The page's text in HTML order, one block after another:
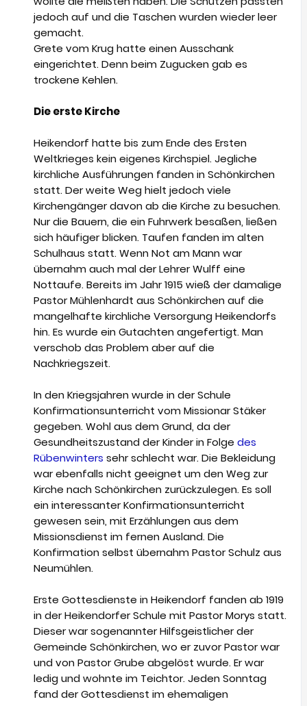
jedoch auf und die Taschen wurden wieder leer
gemacht.
Grete vom Krug hatte einen Ausschank
eingerichtet. Denn beim Zugucken gab es
trockene Kehlen.
Die erste Kirche
Heikendorf hatte bis zum Ende des Ersten
Weltkrieges kein eigenes Kirchspiel. Jegliche
kirchliche Ausführungen fanden in Schönkirchen
statt. Der weite Weg hielt jedoch viele
Kirchengänger davon ab die Kirche zu besuchen.
Nur die Bauern, die ein Fuhrwerk besaßen, ließen
sich häufiger blicken. Taufen fanden im alten
Schulhaus statt. Wenn Not am Mann war
übernahm auch mal der Lehrer Wulff eine
Nottaufe. Bereits im Jahr 1915 wieß der damalige
Pastor Mühlenhardt aus Schönkirchen auf die
mangelhafte kirchliche Versorgung Heikendorfs
hin. Es wurde ein Gutachten angefertigt. Man
verschob das Problem aber auf die
Nachkriegszeit.
In den Kriegsjahren wurde in der Schule
Konfirmationsunterricht vom Missionar Stäker
gegeben. Wohl aus dem Grund, da der
Gesundheitszustand der Kinder in Folge des
Rübenwinters sehr schlecht war. Die Bekleidung
war ebenfalls nicht geeignet um den Weg zur
Kirche nach Schönkirchen zurückzulegen. Es soll
ein interessanter Konfirmationsunterricht
gewesen sein, mit Erzählungen aus dem
Missionsdienst im fernen Ausland. Die
Konfirmation selbst übernahm Pastor Schulz aus
Neumühlen.
Erste Gottesdienste in Heikendorf fanden ab 1919
in der Heikendorfer Schule mit Pastor Morys statt.
Dieser war sogenannter Hilfsgeistlicher der
Gemeinde Schönkirchen, wo er zuvor Pastor war
und von Pastor Grube abgelöst wurde. Er war
ledig und wohnte im Teichtor. Jeden Sonntag
fand der Gottesdienst im ehemaligen